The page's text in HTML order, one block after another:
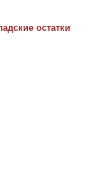
остатки